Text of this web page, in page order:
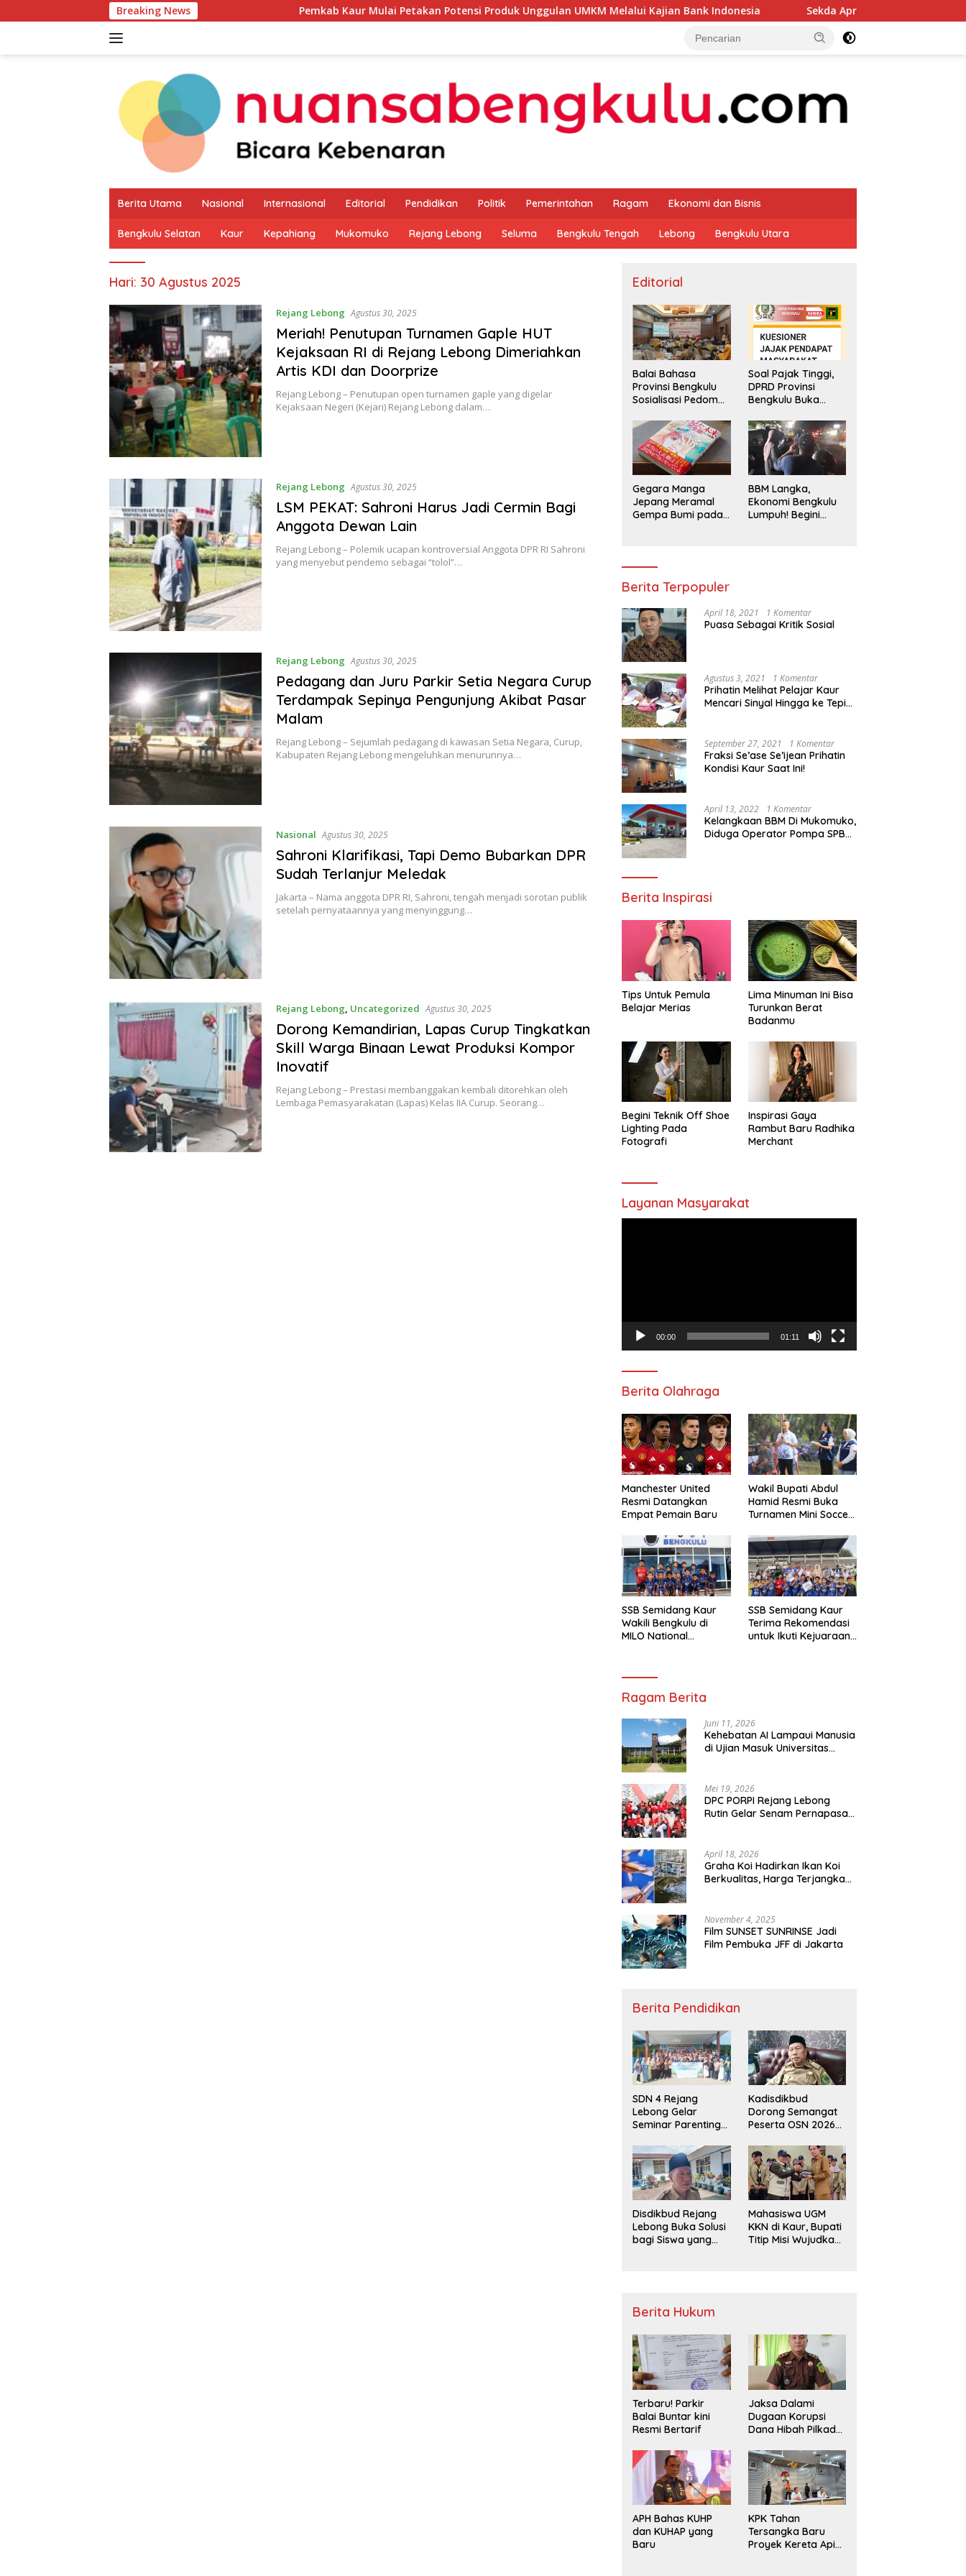
ke
Breaking News Pemkab Kaur Mulai Petakan Potensi Produk Unggulan UMKM Melalui Kajian Bank Indonesia Sekda Apresiasi Inspektorat Provinsi
Berita Utama Nasional Internasional Editorial Pendidikan Politik Pemerintahan Ragam Ekonomi dan Bisnis
Bengkulu Selatan Kaur Kepahiang Mukomuko Rejang Lebong Seluma Bengkulu Tengah Lebong Bengkulu Utara
Hari: 30 Agustus 2025
Rejang Lebong Agustus 30, 2025
Meriah! Penutupan Turnamen Gaple HUT
Kejaksaan RI di Rejang Lebong Dimeriahkan
Artis KDI dan Doorprize
Rejang Lebong – Penutupan open turnamen gaple yang digelar
Kejaksaan Negeri (Kejari) Rejang Lebong dalam…
Rejang Lebong Agustus 30, 2025
LSM PEKAT: Sahroni Harus Jadi Cermin Bagi
Anggota Dewan Lain
Rejang Lebong – Polemik ucapan kontroversial Anggota DPR RI Sahroni
yang menyebut pendemo sebagai “tolol”…
Rejang Lebong Agustus 30, 2025
Pedagang dan Juru Parkir Setia Negara Curup
Terdampak Sepinya Pengunjung Akibat Pasar
Malam
Rejang Lebong – Sejumlah pedagang di kawasan Setia Negara, Curup,
Kabupaten Rejang Lebong mengeluhkan menurunnya…
Nasional Agustus 30, 2025
Sahroni Klarifikasi, Tapi Demo Bubarkan DPR
Sudah Terlanjur Meledak
Jakarta – Nama anggota DPR RI, Sahroni, tengah menjadi sorotan publik
setelah pernyataannya yang menyinggung…
Rejang Lebong Uncategorized Agustus 30, 2025
Dorong Kemandirian, Lapas Curup Tingkatkan
Skill Warga Binaan Lewat Produksi Kompor
Inovatif
Rejang Lebong – Prestasi membanggakan kembali ditorehkan oleh
Lembaga Pemasyarakatan (Lapas) Kelas IIA Curup. Seorang…
Editorial
Balai Bahasa
Provinsi Bengkulu
Sosialisasi Pedoman
Penggunaan
Bahasa Indonesia
Soal Pajak Tinggi,
DPRD Provinsi
Bengkulu Buka
Pengaduan
Masyarakat
Gegara Manga
Jepang Meramal
Gempa Bumi pada
BBM Langka,
Ekonomi Bengkulu
Lumpuh! Begini
Berita Terpopuler
April 18, 2021 1 Komentar
Puasa Sebagai Kritik Sosial
Agustus 3, 2021 1 Komentar
Prihatin Melihat Pelajar Kaur
Mencari Sinyal Hingga ke Tepi
Segera Bertindak
September 27, 2021 1 Komentar
Fraksi Se’ase Se’ijean Prihatin
Kondisi Kaur Saat Ini!
April 13, 2022 1 Komentar
Kelangkaan BBM Di Mukomuko,
Diduga Operator Pompa SPBU
Berita Inspirasi
Tips Untuk Pemula
Belajar Merias
Lima Minuman Ini Bisa
Turunkan Berat
Badanmu
Begini Teknik Off Shoe
Lighting Pada
Fotografi
Inspirasi Gaya
Rambut Baru Radhika
Merchant
Layanan Masyarakat
00:00 01:11
Berita Olahraga
Manchester United
Resmi Datangkan
Empat Pemain Baru
Wakil Bupati Abdul
Hamid Resmi Buka
Turnamen Mini Soccer
SSB Semidang Kaur
Wakili Bengkulu di
MILO National
SSB Semidang Kaur
Terima Rekomendasi
untuk Ikuti Kejuaraan
Ragam Berita
Juni 11, 2026
Kehebatan AI Lampaui Manusia
di Ujian Masuk Universitas
Mei 19, 2026
DPC PORPI Rejang Lebong
Rutin Gelar Senam Pernapasan
April 18, 2026
Graha Koi Hadirkan Ikan Koi
Berkualitas, Harga Terjangkau
November 4, 2025
Film SUNSET SUNRINSE Jadi
Film Pembuka JFF di Jakarta
Berita Pendidikan
SDN 4 Rejang
Lebong Gelar
Seminar Parenting
Bullying,
Kadisdikbud: Patut
Jadi Contoh
Kadisdikbud
Dorong Semangat
Peserta OSN 2026
Disdikbud Rejang
Lebong Buka Solusi
bagi Siswa yang
Mahasiswa UGM
KKN di Kaur, Bupati
Titip Misi Wujudkan
Berita Hukum
Terbaru! Parkir
Balai Buntar kini
Resmi Bertarif
Jaksa Dalami
Dugaan Korupsi
Dana Hibah Pilkada
Kaur
APH Bahas KUHP
dan KUHAP yang
Baru
KPK Tahan
Tersangka Baru
Proyek Kereta Api